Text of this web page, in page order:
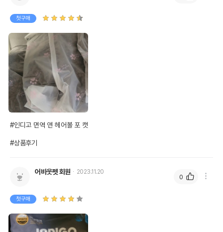
첫구매
#인디고 면역 앤 헤어볼 포 캣
#상품후기
어바웃펫 회원 2023.11.20
첫구매
0